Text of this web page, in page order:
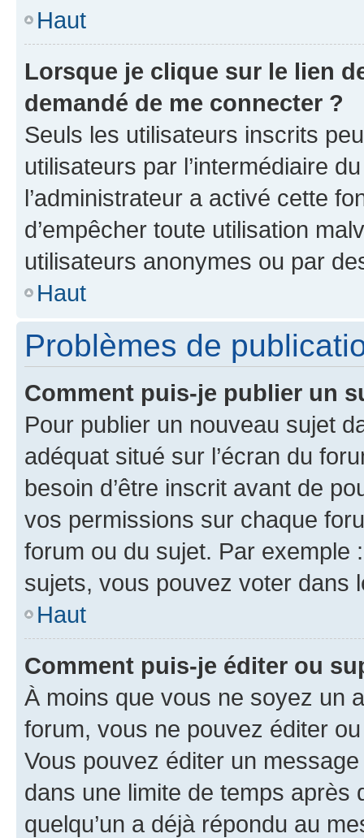
Haut
Lorsque je clique sur le lien
demandé de me connecter ?
Seuls les utilisateurs inscrits
utilisateurs par l’intermédiaire
l’administrateur a activé cette
d’empêcher toute utilisation
utilisateurs anonymes ou par
Haut
Problèmes de
Comment puis-je publier un
Pour publier un nouveau sujet
adéquat situé sur l’écran du
besoin d’être inscrit avant de
vos permissions sur chaque
forum ou du sujet. Par exemple
sujets, vous pouvez voter dans
Haut
Comment puis-je éditer ou
À moins que vous ne soyez un
forum, vous ne pouvez éditer
Vous pouvez éditer un
dans une limite de temps après
quelqu’un a déjà répondu au